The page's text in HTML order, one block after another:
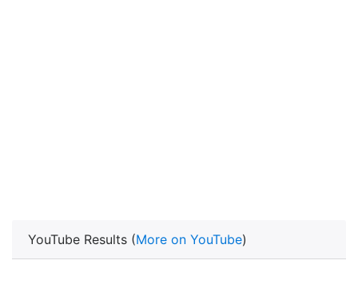
YouTube Results (More on YouTube)